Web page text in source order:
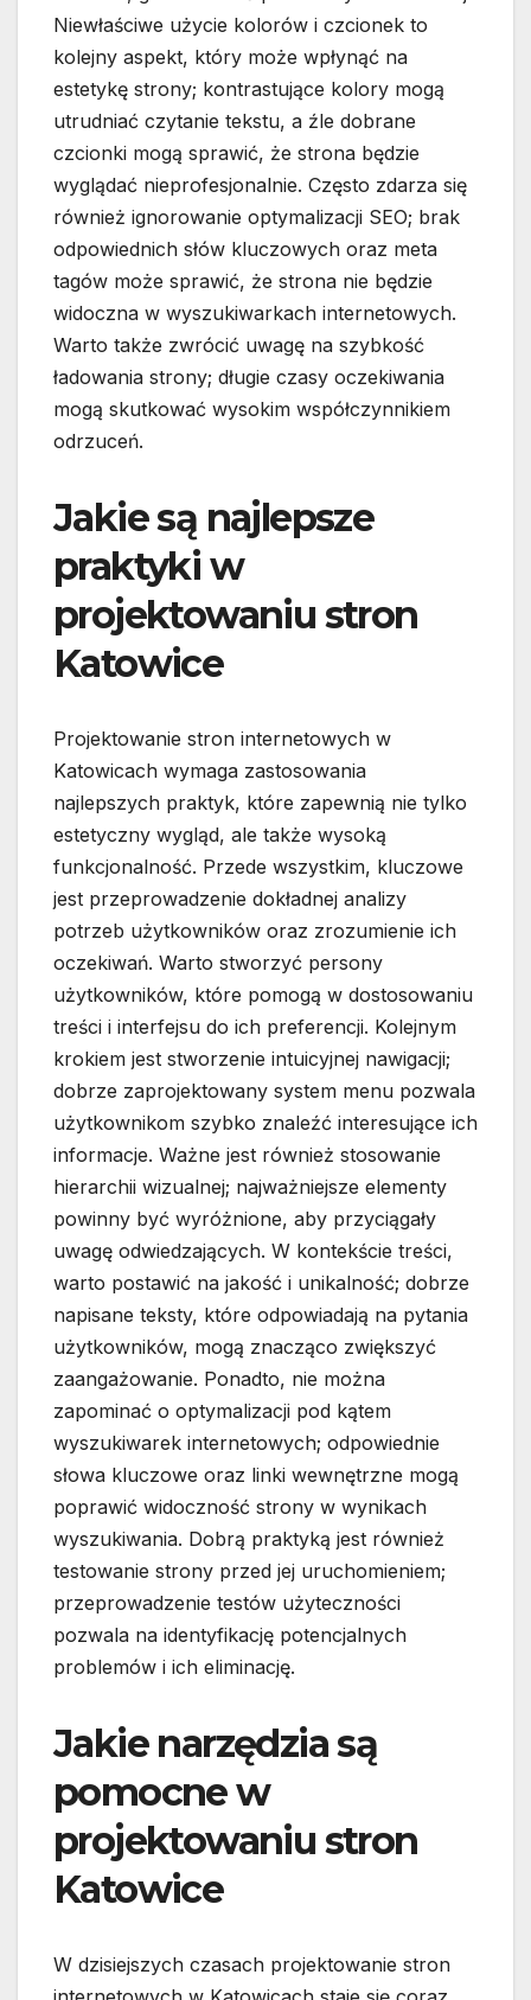
Niewłaściwe użycie kolorów i czcionek to
kolejny aspekt, który może wpłynąć na
estetykę strony; kontrastujące kolory mogą
utrudniać czytanie tekstu, a źle dobrane
czcionki mogą sprawić, że strona będzie
wyglądać nieprofesjonalnie. Często zdarza się
również ignorowanie optymalizacji SEO; brak
odpowiednich słów kluczowych oraz meta
tagów może sprawić, że strona nie będzie
widoczna w wyszukiwarkach internetowych.
Warto także zwrócić uwagę na szybkość
ładowania strony; długie czasy oczekiwania
mogą skutkować wysokim współczynnikiem
odrzuceń.
Jakie są najlepsze
praktyki w
projektowaniu stron
Katowice
Projektowanie stron internetowych w
Katowicach wymaga zastosowania
najlepszych praktyk, które zapewnią nie tylko
estetyczny wygląd, ale także wysoką
funkcjonalność. Przede wszystkim, kluczowe
jest przeprowadzenie dokładnej analizy
potrzeb użytkowników oraz zrozumienie ich
oczekiwań. Warto stworzyć persony
użytkowników, które pomogą w dostosowaniu
treści i interfejsu do ich preferencji. Kolejnym
krokiem jest stworzenie intuicyjnej nawigacji;
dobrze zaprojektowany system menu pozwala
użytkownikom szybko znaleźć interesujące ich
informacje. Ważne jest również stosowanie
hierarchii wizualnej; najważniejsze elementy
powinny być wyróżnione, aby przyciągały
uwagę odwiedzających. W kontekście treści,
warto postawić na jakość i unikalność; dobrze
napisane teksty, które odpowiadają na pytania
użytkowników, mogą znacząco zwiększyć
zaangażowanie. Ponadto, nie można
zapominać o optymalizacji pod kątem
wyszukiwarek internetowych; odpowiednie
słowa kluczowe oraz linki wewnętrzne mogą
poprawić widoczność strony w wynikach
wyszukiwania. Dobrą praktyką jest również
testowanie strony przed jej uruchomieniem;
przeprowadzenie testów użyteczności
pozwala na identyfikację potencjalnych
problemów i ich eliminację.
Jakie narzędzia są
pomocne w
projektowaniu stron
Katowice
W dzisiejszych czasach projektowanie stron